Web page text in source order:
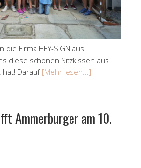
die Firma HEY-SIGN aus
diese schönen Sitzkissen aus
hat! Darauf [Mehr lesen...]
Ammerburger am 10.